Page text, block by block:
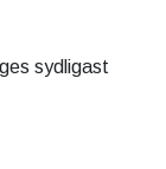
sydligast